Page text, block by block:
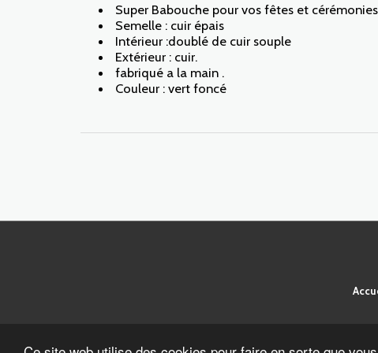
Super Babouche pour vos fêtes et
Semelle : cuir épais
Intérieur :doublé de cuir souple
Extérieur : cuir.
fabriqué a la main .
Couleur : vert foncé